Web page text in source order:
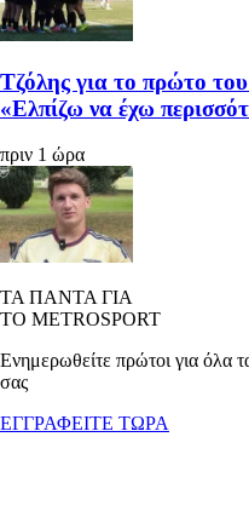
Τζόλης για το πρώτο
«Ελπίζω να έχω
πριν 1 ώρα
ΤΑ ΠΑΝΤΑ ΓΙΑ
ΤΟ METROSPORT
Ενημερωθείτε πρώτοι για όλα
σας
ΕΓΓΡΑΦΕΙΤΕ ΤΩΡΑ